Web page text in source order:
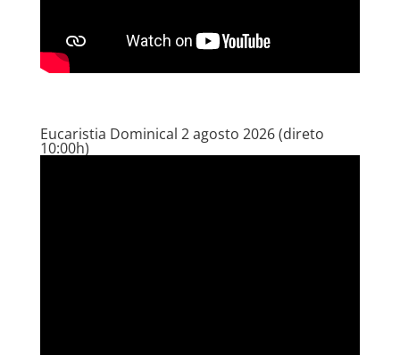
Eucaristia Dominical 2 agosto 2026 (direto
10:00h)